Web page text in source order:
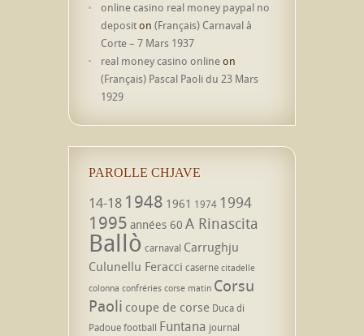
online casino real money paypal no
depositon (Français) Carnaval à
Corte – 7 Mars 1937
real money casino onlineon
(Français) Pascal Paoli du 23 Mars
1929
PAROLLE CHJAVE
14-18 1948 1961 1974 1994
1995 années 60 A Rinascita
Ballò carnaval Carrughju
Culunellu Feracci caserne citadelle
colonna confréries corse matin Corsu
Paoli coupe de corse Duca di
Padouefootball Funtana journal